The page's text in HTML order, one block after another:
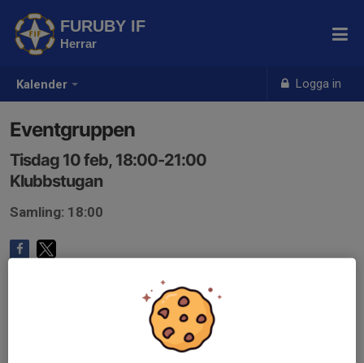
Kalender Logga in
FURUBY IF
Herrar
Eventgruppen
Tisdag 10 feb, 18:00-21:00
Klubbstugan
Samling: 18:00